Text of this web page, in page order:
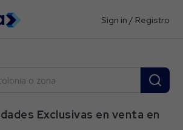
Sign in / Registro
Exclusivas en venta en